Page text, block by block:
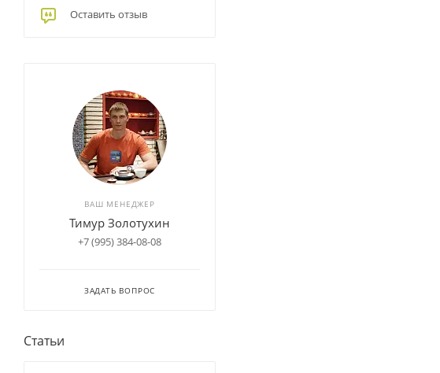
Оставить отзыв
ВАШ МЕНЕДЖЕР
Тимур Золотухин
+7 (995) 384-08-08
ЗАДАТЬ ВОПРОС
Статьи